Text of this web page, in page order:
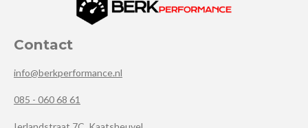
Contact
info@berkperformance.nl
085 - 060 68 61